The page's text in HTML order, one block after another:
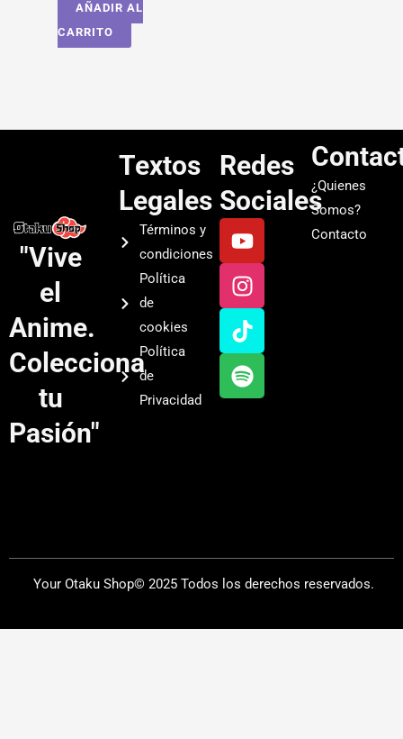
AÑADIR AL
CARRITO
"Vive
el
Anime.
Colecciona
tu
Pasión"
Textos
Legales
Términos y
condiciones
Política
de
cookies
Política
de
Privacidad
Redes
Sociales
Y
o
u
t
u
b
e
I
n
s
t
a
g
r
a
T
i
k
t
o
k
S
p
o
t
i
f
y
¿Quienes
Somos?
Contacto
Your Otaku Shop© 2025 Todos los derechos reservados.